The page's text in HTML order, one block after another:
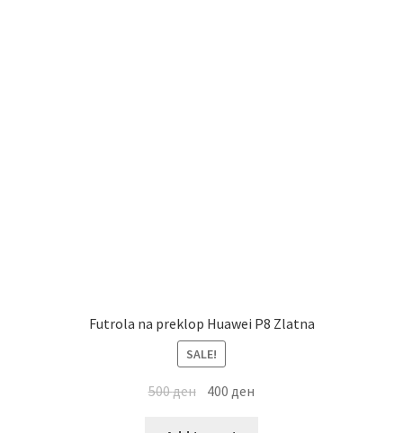
Futrola na preklop Huawei P8 Zlatna
SALE!
500ден 400 ден